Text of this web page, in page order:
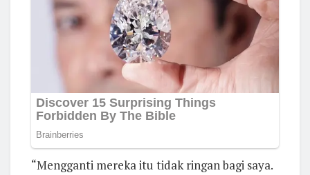
“Mengganti mereka itu tidak ringan bagi saya.